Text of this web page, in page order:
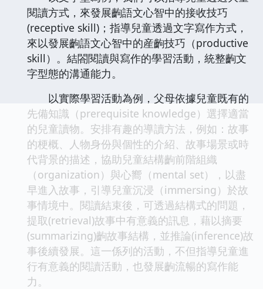
閱讀方式，來發展齣語文心智中的接收技巧
(receptive skill)；指導兒童透過文字寫作方式，
來以發展齣語文心智中的産齣技巧（productive
skill）。結閤閱讀與寫作的學習活動，統整齣文
字型態的溝通能力。
以實際學習活動為例，父母依據兒童既有的
先備知識（prerequisite knowledge）選擇適當
的兒童讀物。安排有趣的導讀方法，例如：故事
的梗概、人物身份與個性的介紹、故事場景或時
代背景的描述，協助兒童結構齣前階組織
（organization）與心嚮（mental set），以盡
早進入故事，引導兒童沉浸（immersing）於故
事情境中。閱讀結束後，可透過結構式的問題，
提取(retrieval)故事中有意義的訊息，藉以摘要
(summarizing)齣故事結構，並推論(inference)故
事後續發展。這一係列的活動，不但指導兒童進
行有意義的閱讀活動，也發展齣流暢的寫作能
力。